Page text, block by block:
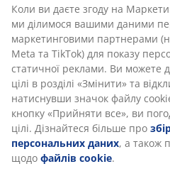
Характеристики
Відгуки
( 19)
Доставка
Коли ви даєте згоду на
ми ділимося вашими даними
маркетинговими партнерами
Meta та TikTok) для показу
статичної реклами. Ви можете
цілі в розділі «Змінити» та
натиснувши значок файлу
кнопку «Прийняти все», ви
цілі. Дізнайтеся більше про
персональних даних, а також
щодо файлів cookie.